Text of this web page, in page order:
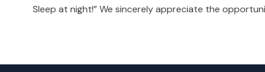
Sleep at night!” We sincerely appreciate the opportunity to earn your business!​​​​‌